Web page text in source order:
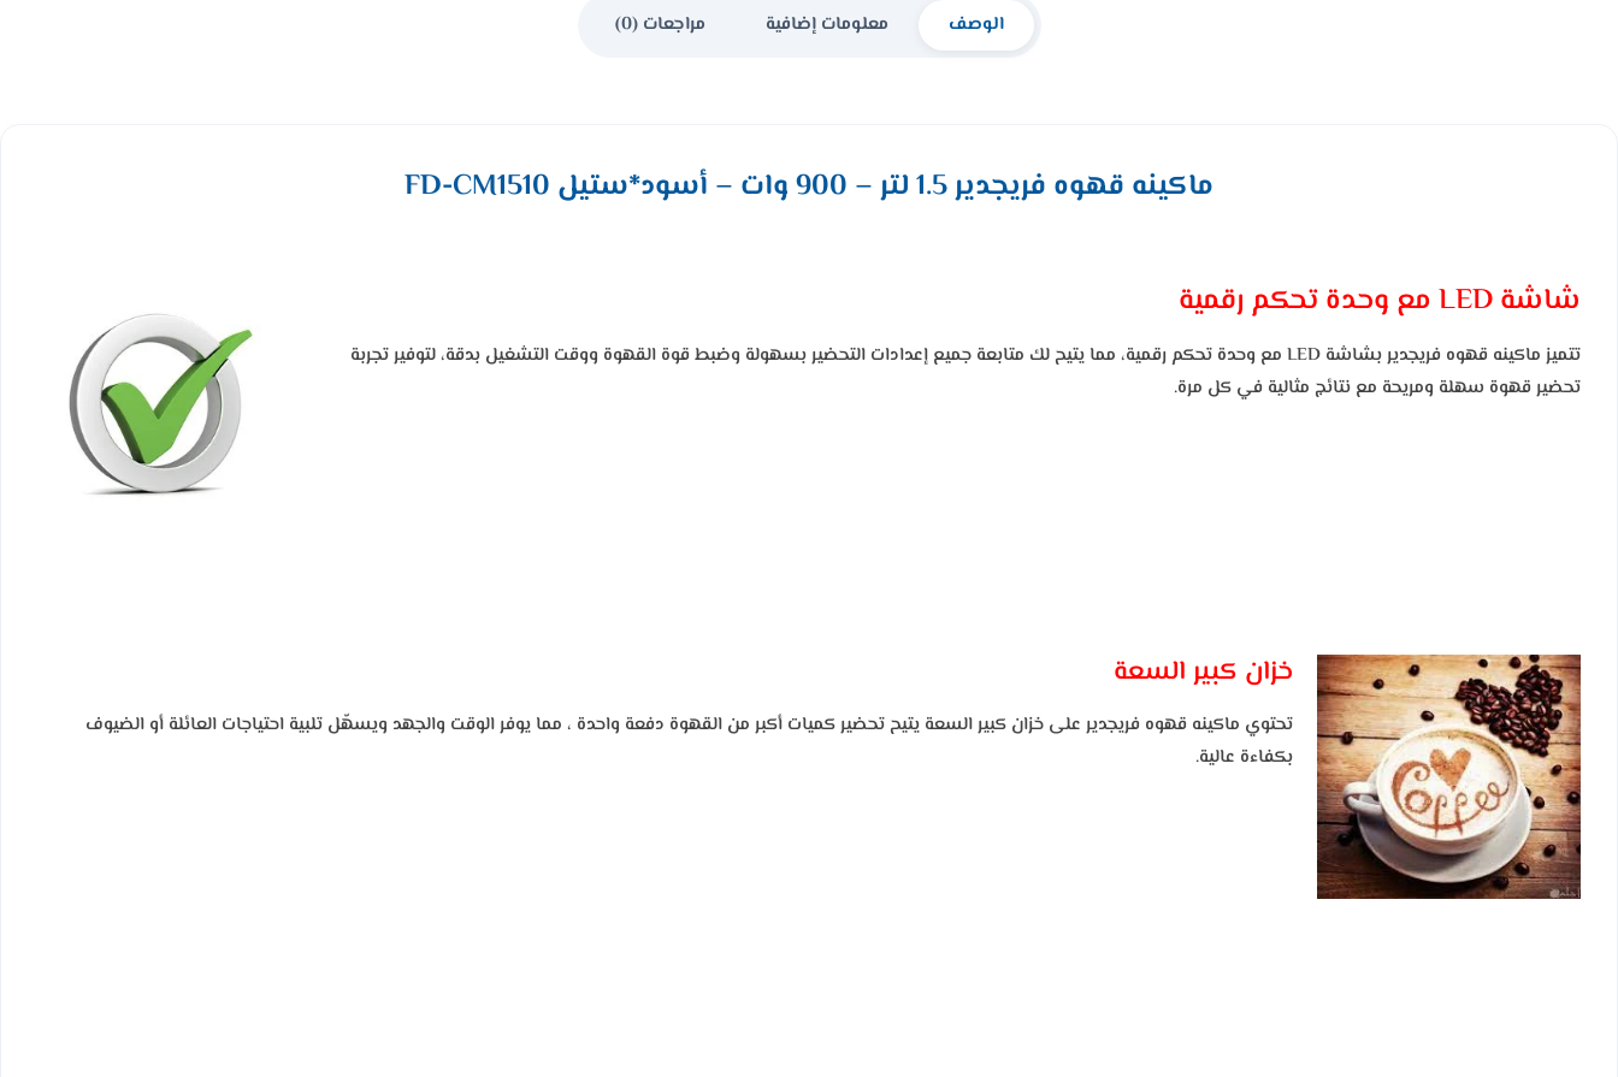
الوصف معلومات إضافية مراجعات (0)
ماكينه قهوه فريجدير 1.5 لتر – 900 وات – أسود*ستيل FD-CM1510
شاشة LED مع وحدة تحكم رقمية
تتميز ماكينه قهوه فريجدير بشاشة LED مع وحدة تحكم رقمية، مما يتيح لك متابعة جميع إعدادات التحضير بسهولة وضبط قوة القهوة ووقت التشغيل بدقة، لتوفير تجربة
تحضير قهوة سهلة ومريحة مع نتائج مثالية في كل مرة.
خزان كبير السعة
تحتوي ماكينه قهوه فريجدير على خزان كبير السعة يتيح تحضير كميات أكبر من القهوة دفعة واحدة ، مما يوفر الوقت والجهد ويسهّل تلبية احتياجات العائلة أو الضيوف
بكفاءة عالية.